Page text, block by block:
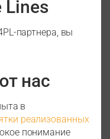
Lines
партнера, вы
нас
в
реализованных
понимание